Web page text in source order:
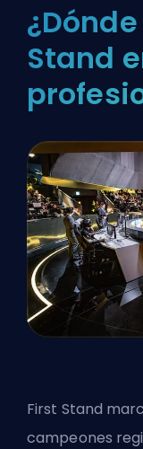
Stand
First Stand
campeones